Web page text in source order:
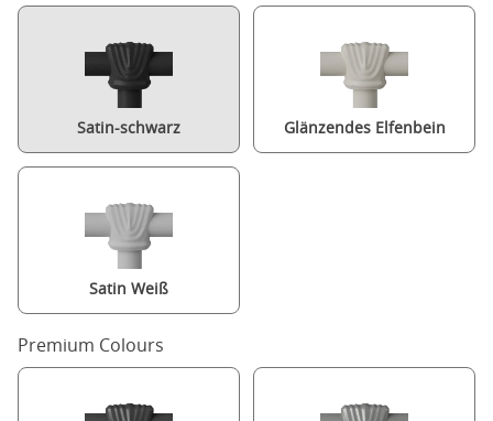
Satin-schwarz Glänzendes Elfenbein
Satin Weiß
Premium Colours